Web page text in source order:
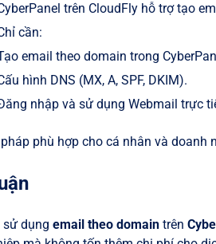
trên CloudFly hỗ trợ tạo
cần:
email theo domain trong
hình DNS (MX, A, SPF, DKIM).
nhập và sử dụng Webmail trực
phù hợp cho cá nhân và doanh
sử dụng email theo domaintrên